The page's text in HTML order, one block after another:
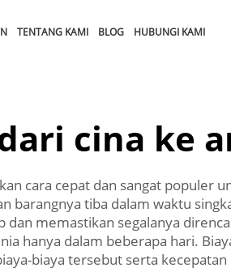
TENTANG KAMI BLOG HUBUNGI KAMI
cina ke
cara cepat dan sangat populer
tiba dalam waktu
memastikan segalanya
hanya dalam beberapa hari.
biaya tersebut serta